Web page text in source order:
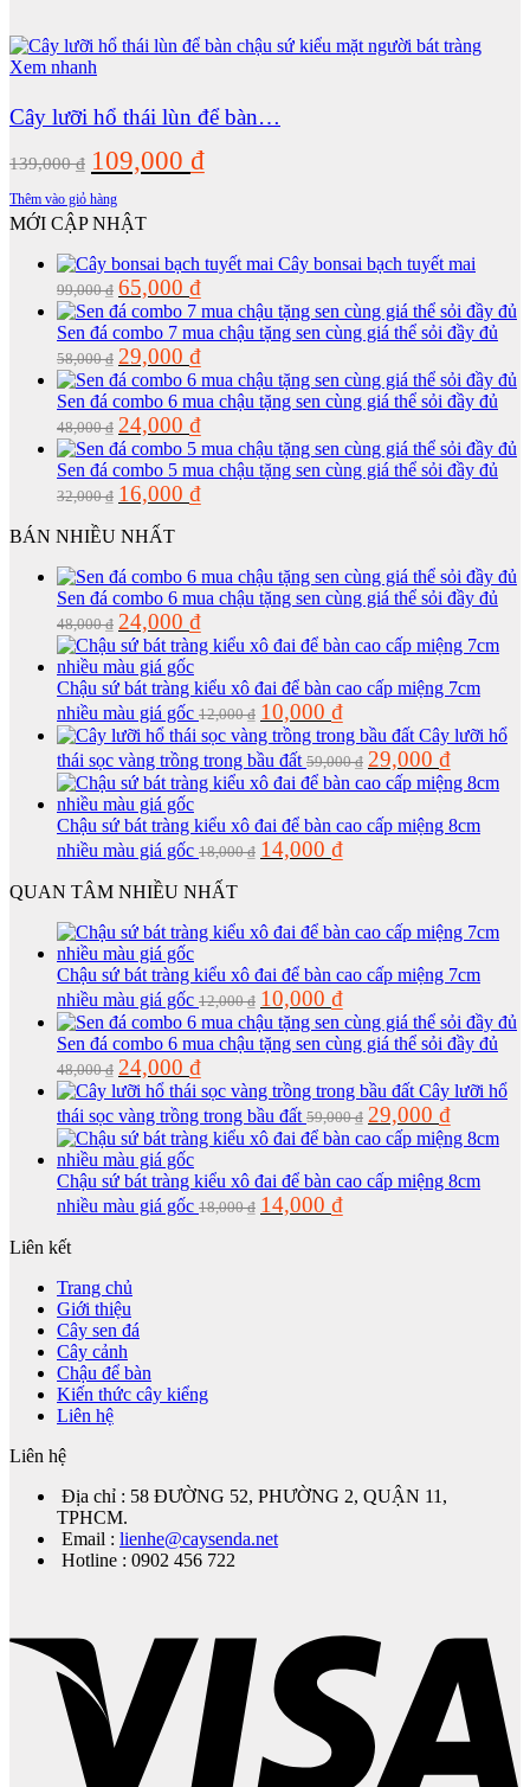
Xem nhanh
Cây lưỡi hổ thái lùn để bàn…
139,000₫ Giá
gốc
là:
139,000 ₫.
109,000 ₫Giá
là:
Thêm vào giỏ hàng
MỚI CẬP NHẬT
Cây bonsai bạch tuyết mai
99,000₫ Giá
gốc
là:
99,000 ₫.
65,000 ₫Giá
hiện
tại
là:
65,000 ₫.
Sen đá combo 7 mua chậu tặng sen cùng giá thể sỏi đầy đủ
58,000₫ Giá
gốc
là:
58,000 ₫.
29,000 ₫Giá
hiện
tại
là:
29,000 ₫.
Sen đá combo 6 mua chậu tặng sen cùng giá thể sỏi đầy đủ
48,000₫ Giá
gốc
là:
48,000 ₫.
24,000 ₫Giá
hiện
tại
là:
24,000 ₫.
Sen đá combo 5 mua chậu tặng sen cùng giá thể sỏi đầy đủ
32,000₫ Giá
gốc
là:
16,000 ₫Giá
hiện
16,000 ₫.
BÁN NHIỀU NHẤT
Sen đá combo 6 mua chậu tặng sen cùng giá thể sỏi đầy đủ
48,000₫ Giá
gốc
là:
48,000 ₫.
24,000 ₫Giá
hiện
tại
là:
24,000 ₫.
Chậu sứ bát tràng kiểu xô đai để bàn cao cấp miệng 7cm
nhiều màu giá gốc 12,000₫ Giá
gốc
là:
12,000 ₫.
10,000 ₫Giá
hiện
tại
là:
10,000 ₫.
Cây lưỡi hổ
thái sọc vàng trồng trong bầu đất 59,000₫ Giá
gốc
là:
59,000 ₫.
29,000 ₫Giá
hiện
tại
là:
29,000 ₫.
Chậu sứ bát tràng kiểu xô đai để bàn cao cấp miệng 8cm
nhiều màu giá gốc 18,000₫ Giá
gốc
14,000 ₫Giá
hiện
14,000 ₫.
QUAN TÂM NHIỀU NHẤT
Chậu sứ bát tràng kiểu xô đai để bàn cao cấp miệng 7cm
nhiều màu giá gốc 12,000₫ Giá
gốc
là:
12,000 ₫.
10,000 ₫Giá
hiện
tại
là:
10,000 ₫.
Sen đá combo 6 mua chậu tặng sen cùng giá thể sỏi đầy đủ
48,000₫ Giá
gốc
là:
48,000 ₫.
24,000 ₫Giá
hiện
tại
là:
24,000 ₫.
Cây lưỡi hổ
thái sọc vàng trồng trong bầu đất 59,000₫ Giá
gốc
là:
59,000 ₫.
29,000 ₫Giá
hiện
tại
là:
29,000 ₫.
Chậu sứ bát tràng kiểu xô đai để bàn cao cấp miệng 8cm
nhiều màu giá gốc 18,000₫ Giá
gốc
14,000 ₫Giá
hiện
Liên kết
Trang chủ
Giới thiệu
Cây sen đá
Cây cảnh
Chậu để bàn
Kiến thức cây kiểng
Liên hệ
Liên hệ
Địa chỉ : 58 ĐƯỜNG 52, PHƯỜNG 2, QUẬN 11,
TPHCM.
Email : lienhe@caysenda.net
Hotline : 0902 456 722